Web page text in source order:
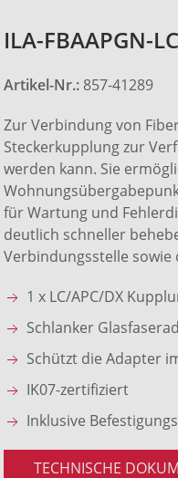
ILA-FBAAPGN-
Artikel-Nr.: 857-41289
Zur Verbindung von
Steckerkupplung zur
werden kann. Sie
für Wartung und
deutlich schneller
Verbindungsstelle sowie
1 x LC/APC/DX
Schlanker
Schützt die Adapter
IK07-zertifiziert
Inklusive
TECHNISCHE